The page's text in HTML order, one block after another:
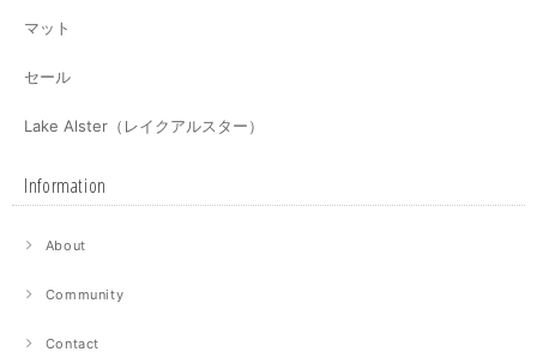
マット
セール
Lake Alster（レイクアルスター）
Information
About
Community
Contact